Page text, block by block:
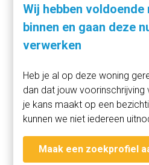
deur, in het historische centrum
van Breda. Maar ook de
zich met hun grote ruimtes
activiteiten, met of zonder
Het Coulissenpark ligt achter
plek om te genieten van de
zitbankjes, een wandeling te
sporten.
Duurzaam
Wij hebben voldoende
binnen en gaan deze
verwerken
Heb je al op deze woning
dan dat jouw
je kans maakt op een
kunnen we niet iedereen
Maak een zoekprofiel